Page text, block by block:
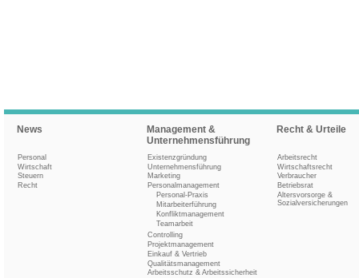
News
Personal
Wirtschaft
Steuern
Recht
Management &
Unternehmensführung
Existenzgründung
Unternehmensführung
Marketing
Personalmanagement
Personal-Praxis
Mitarbeiterführung
Konfliktmanagement
Teamarbeit
Controlling
Projektmanagement
Einkauf & Vertrieb
Qualitätsmanagement
Arbeitsschutz & Arbeitssicherheit
Recht & Urteile
Arbeitsrecht
Wirtschaftsrecht
Verbraucher
Betriebsrat
Altersvorsorge &
Sozialversicherungen